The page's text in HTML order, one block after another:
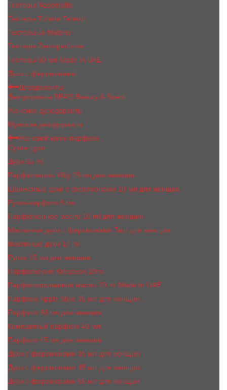
Тестеры Nasomatto
Тестеры Tiziana Terenzi
Тестеры Jо Malоnе
Тестеры Zarkoperfume
Тестеры 60 мл Made In UAE
Духи с феромонами
Дезодоранты
Дезодоранты BEA'S Beauty & Scent
Женские дезодоранты
Мужские дезодоранты
Женский мини парфюм
Сухие духи
Духи 65 ml
Парфюмерия Vilily 25 мл для женщин
Шариковые духи с феромонами 10 мл для женщин
Ручка-парфюм 8 мл
Парфюмерное масло 10 ml для женщин
Масляные духи c феромонами 7мл для женщин
Масляные духи 17 ml
Ручка 15 мл для женщин
Парфюмерия Kreasyon 20ml
Парфюмированное масло 20 ml Made In UAE
Парфюм Apple Style 35 мл для женщин
Парфюм 30 мл для женщин
Компактный парфюм 40 мл
Парфюм 45 мл для женщин
Духи с феромонами 35 мл для женщин
Духи с феромонами 45 мл для женщин
Духи с феромонами 55 мл для женщин